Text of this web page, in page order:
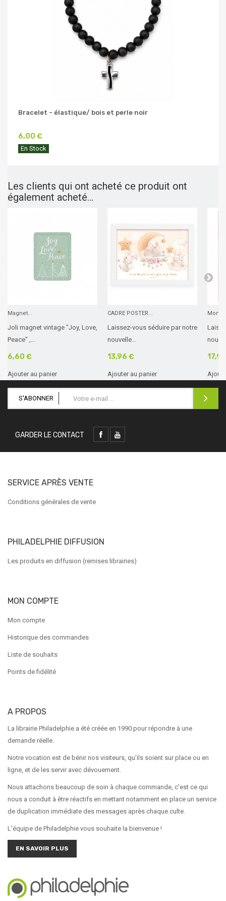
Bracelet - élastique/ bois et perle noir
6,00 €
En Stock
Les clients qui ont acheté ce produit ont
également acheté...
Magnet...
Joli magnet vintage "Joy, Love,
Peace" ,...
6,60 €
Ajouter au panier
CADRE POSTER...
Laissez-vous séduire par notre
nouvelle...
13,96 €
Ajouter au panier
Mon
S'ABONNER
GARDER LE CONTACT
SERVICE APRÈS VENTE
Conditions générales de vente
PHILADELPHIE DIFFUSION
Les produits en diffusion (remises librairies)
MON COMPTE
Mon compte
Historique des commandes
Liste de souhaits
Points de fidélité
A PROPOS
La librairie Philadelphie a été créée en 1990 pour répondre à une
demande réelle.
Notre vocation est de bénir nos visiteurs, qu'ils soient sur place ou en
ligne, et de les servir avec dévouement.
Nous attachons beaucoup de soin à chaque commande, c'est ce qui
nous a conduit à être réactifs en mettant notamment en place un service
de duplication immédiate des messages après chaque culte.
L'équipe de Philadelphie vous souhaite la bienvenue !
EN SAVOIR PLUS